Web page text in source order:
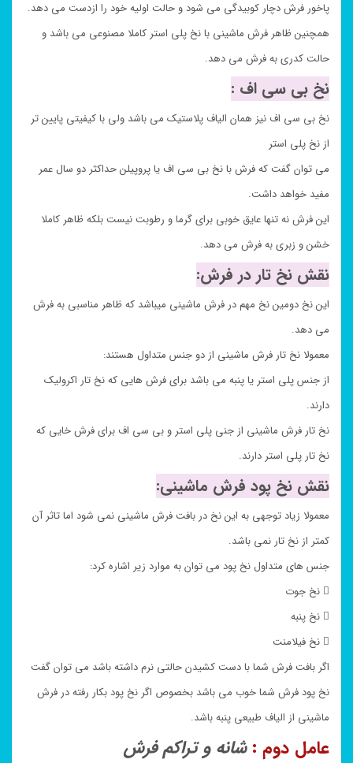
پاخور فرش دچار کوبیدگی می شود و حالت اولیه خود را ازدست می دهد.
همچنین ظاهر فرش ماشینی با نخ پلی استر کاملا مصنوعی می باشد و
حالت کدری به فرش می دهد.
نخ بی سی اف :
نخ بی سی اف نیز همان الیاف پلاستیک می باشد ولی با کیفیتی پایین تر
از نخ پلی استر
می توان گفت که فرش با نخ بی سی اف یا پروپیلن حداکثر دو سال عمر
مفید خواهد داشت.
این فرش نه تنها عایق خوبی برای گرما و رطوبت نیست بلکه ظاهر کاملا
خشن و زبری به فرش می دهد.
نقش نخ تار در فرش:
این نخ دومین نخ مهم در فرش ماشینی میباشد که ظاهر مناسبی به فرش
می دهد.
معمولا نخ تار فرش ماشینی از دو جنس متداول هستند:
از جنس پلی استر یا پنبه می باشد برای فرش هایی که نخ تار اکرولیک
دارند.
نخ تار فرش ماشینی از جنی پلی استر و بی سی اف برای فرش خایی که
نخ تار پلی استر دارند.
نقش نخ پود فرش ماشینی:
معمولا زیاد توجهی به این نخ در بافت فرش ماشینی نمی شود اما تاثر آن
کمتر از نخ تار نمی باشد.
جنس های متداول نخ پود می توان به موارد زیر اشاره کرد:
 نخ جوت
 نخ پنبه
 نخ فیلامنت
اگر بافت فرش شما با دست کشیدن حالتی نرم داشته باشد می توان گفت
نخ پود فرش شما خوب می باشد بخصوص اگر نخ پود بکار رفته در فرش
ماشینی از الیاف طبیعی پنبه باشد.
عامل دوم : شانه و تراکم فرش